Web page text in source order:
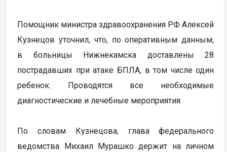
Помощник министра здравоохранения РФ Алексей
Кузнецов уточнил, что, по оперативным данным,
в больницы Нижнекамска доставлены 28
пострадавших при атаке БПЛА, в том числе один
ребенок. Проводятся все необходимые
диагностические и лечебные мероприятия.
По словам Кузнецова, глава федерального
ведомства Михаил Мурашко держит на личном